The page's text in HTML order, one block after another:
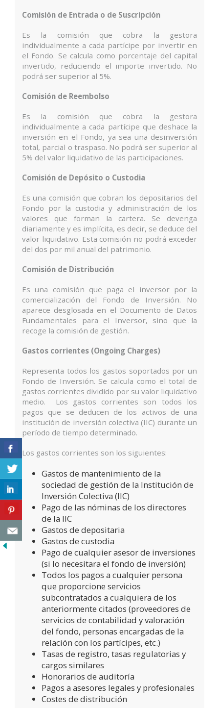
Comisión de Entrada o de Suscripción
Es la comisión que cobra la gestora
individualmente a cada partícipe por invertir en
el Fondo. Se calcula como porcentaje del capital
invertido, reduciendo el importe invertido. No
podrá ser superior al 5%.
Comisión de Reembolso
Es la comisión que cobra la gestora
individualmente a cada partícipe que deshace la
inversión en el Fondo, ya sea una desinversión
total, parcial o traspaso. No podrá ser superior al
5% del valor liquidativo de las participaciones.
Comisión de Depósito o Custodia
Es una comisión que cobran los depositarios del
Fondo por la custodia y administración de los
valores que forman la cartera. Se devenga
diariamente y es implícita, es decir, se deduce del
valor liquidativo. Esta comisión no podrá exceder
del dos por mil anual del patrimonio.
Comisión de Distribución
Es una comisión que paga el inversor por la
comercialización del Fondo de Inversión. No
aparece desglosada en el Documento de Datos
Fundamentales para el Inversor, sino que la
recoge la comisión de gestión.
Gastos corrientes (Ongoing Charges)
Representa todos los gastos soportados por un
Fondo de Inversión. Se calcula como el total de
gastos corrientes dividido por su valor liquidativo
medio. Los gastos corrientes son todos los
pagos que se deducen de los activos de una
institución de inversión colectiva (IIC) durante un
período de tiempo determinado.
Los gastos corrientes son los siguientes:
Gastos de mantenimiento de la
sociedad de gestión de la Institución de
Inversión Colectiva (IIC)
Pago de las nóminas de los directores
de la IIC
Gastos de depositaria
Gastos de custodia
Pago de cualquier asesor de inversiones
(si lo necesitara el fondo de inversión)
Todos los pagos a cualquier persona
que proporcione servicios
subcontratados a cualquiera de los
anteriormente citados (proveedores de
servicios de contabilidad y valoración
del fondo, personas encargadas de la
relación con los partícipes, etc.)
Tasas de registro, tasas regulatorias y
cargos similares
Honorarios de auditoría
Pagos a asesores legales y profesionales
Costes de distribución